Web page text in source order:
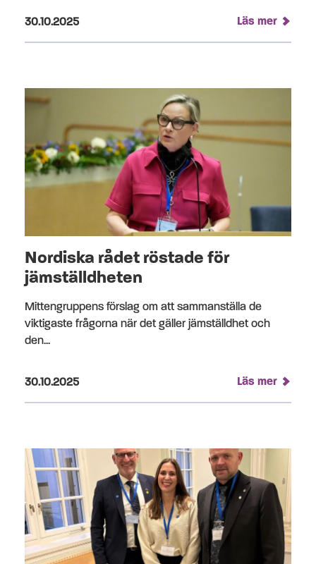
Publicerad på:
30.10.2025 Läs mer
Nordiska rådet röstade för
jämställdheten
Mittengruppens förslag om att sammanställa de
viktigaste frågorna när det gäller jämställdhet och
den...
Publicerad på:
30.10.2025 Läs mer